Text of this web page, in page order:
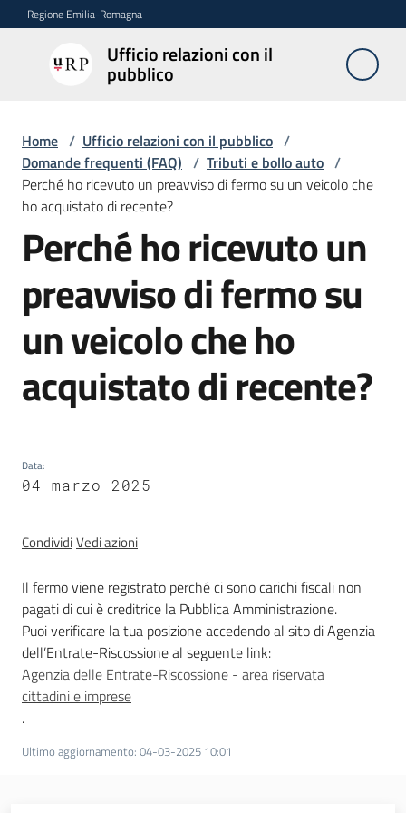
Vai al contenuto
Vai alla navigazione
Vai al footer
Regione Emilia-Romagna
Ufficio relazioni con il
pubblico
Ufficio
relazioni
pubblico
Novità
Servizi
dell'Urp
Accesso
e
Domande
(FAQ)
P
e
r
s
o
n
e
o
Home / Ufficio relazioni con il pubblico /
Domande frequenti (FAQ) / Tributi e bollo auto /
Perché ho ricevuto un preavviso di fermo su un veicolo che
ho acquistato di recente?
Salta al contenuto
Perché ho ricevuto un
preavviso di fermo su
un veicolo che ho
acquistato di recente?
Data:
04 marzo 2025
CondividiVedi azioni
Il fermo viene registrato perché ci sono carichi fiscali non
pagati di cui è creditrice la Pubblica Amministrazione.
Puoi verificare la tua posizione accedendo al sito di Agenzia
dell’Entrate-Riscossione al seguente link:
Agenzia delle Entrate-Riscossione - area riservata
cittadini e imprese
.
Ultimo aggiornamento: 04-03-2025 10:01